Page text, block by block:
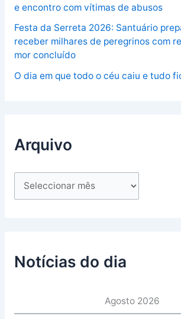
e encontro com vítimas de abusos
Festa da Serreta 2026: Santuário
receber milhares de peregrinos com
mor concluído
O dia em que todo o céu caiu e tudo
Arquivo
Notícias do dia
Agosto 2026